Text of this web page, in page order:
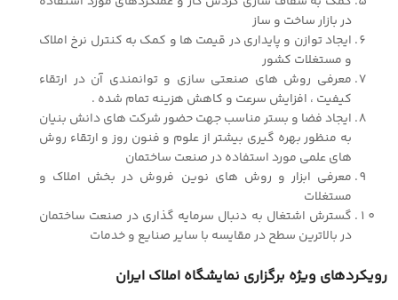
در بازار ساخت و ساز
ایجاد توازن و پایداری در قیمت ها و کمک به کنترل نرخ املاک
و مستغلات کشور
معرفی روش های صنعتی سازی و توانمندی آن در ارتقاء
کیفیت ، افزایش سرعت و کاهش هزینه تمام شده .
ایجاد فضا و بستر مناسب جهت حضور شرکت های دانش بنیان
به منظور بهره گیری بیشتر از علوم و فنون روز و ارتقاء روش
های علمی مورد استفاده در صنعت ساختمان
معرفی ابزار و روش های نوین فروش در بخش املاک و
مستغلات
گسترش اشتغال به دنبال سرمایه گذاری در صنعت ساختمان
در بالاترین سطح در مقایسه با سایر صنایع و خدمات
رویکردهای ویژه برگزاری نمایشگاه املاک ایران